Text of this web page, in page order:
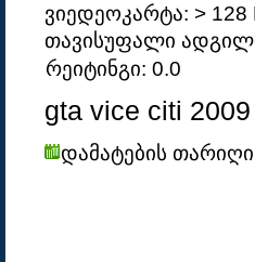
ვიედეოკარტა: > 128
თავისუფალი
რეიტინგი: 0.0
gta vice citi
დამატების